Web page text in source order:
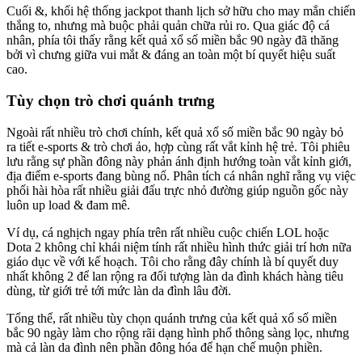
Cuối &, khối hệ thống jackpot thanh lịch sở hữu cho may mắn chiến
thắng to, nhưng mà buộc phải quản chữa rủi ro. Qua giác độ cá
nhân, phía tôi thấy rằng kết quả xổ số miền bắc 90 ngày đã thăng
bởi vì chưng giữa vui mắt & đáng an toàn một bí quyết hiệu suất
cao.
Tùy chọn trò chơi quánh trưng
Ngoài rất nhiều trò chơi chính, kết quả xổ số miền bắc 90 ngày bỏ
ra tiết e-sports & trò chơi ảo, hợp cùng rất vắt kỉnh hệ trẻ. Tôi phiêu
lưu rằng sự phần đông này phản ánh định hướng toàn vắt kỉnh giới,
địa điểm e-sports đang bùng nổ. Phân tích cá nhân nghĩ rằng vụ việc
phối hài hòa rất nhiều giải đấu trực nhỏ đường giúp nguồn gốc này
luôn up load & đam mê.
Ví dụ, cá nghịch ngay phía trên rất nhiều cuộc chiến LOL hoặc
Dota 2 không chỉ khái niệm tính rất nhiều hình thức giải trí hơn nữa
giáo dục về với kế hoạch. Tôi cho rằng đây chính là bí quyết duy
nhất không 2 để lan rộng ra đối tượng làn da đình khách hàng tiêu
dùng, từ giới trẻ tới mức làn da đình lâu đời.
Tổng thể, rất nhiều tùy chọn quánh trưng của kết quả xổ số miền
bắc 90 ngày làm cho rộng rãi dạng hình phổ thông sàng lọc, nhưng
mà cả làn da đình nên phần đông hóa để hạn chế muộn phiền.